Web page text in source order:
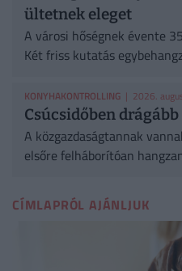
ültetnek eleget
A városi hőségnek évente
Két friss kutatás
KONYHAKONTROLLING | 2026.
Csúcsidőben
A közgazdaságtannak
elsőre felháborítóan
CÍMLAPRÓL AJÁNLJUK